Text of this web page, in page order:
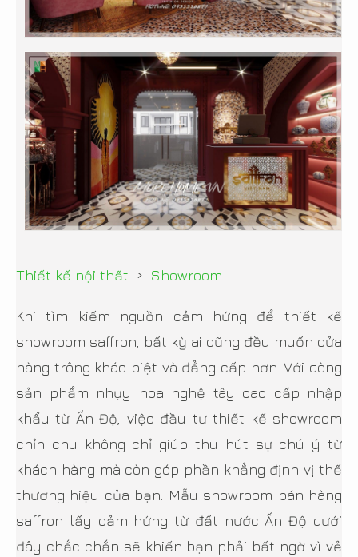
Thiết kế nội thất › Showroom
Khi tìm kiếm nguồn cảm hứng để thiết kế
showroom saffron, bất kỳ ai cũng đều muốn cửa
hàng trông khác biệt và đẳng cấp hơn. Với dòng
sản phẩm nhụy hoa nghệ tây cao cấp nhập
khẩu từ Ấn Độ, việc đầu tư thiết kế showroom
chỉn chu không chỉ giúp thu hút sự chú ý từ
khách hàng mà còn góp phần khẳng định vị thế
thương hiệu của bạn. Mẫu showroom bán hàng
saffron lấy cảm hứng từ đất nước Ấn Độ dưới
đây chắc chắn sẽ khiến bạn phải bất ngờ vì vẻ